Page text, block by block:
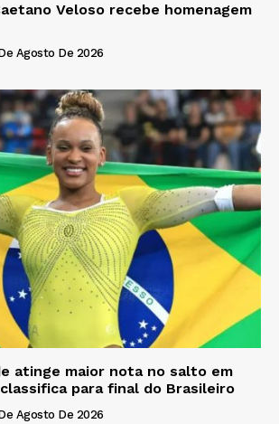
Veloso recebe homenagem
Agosto De 2026
atinge maior nota no salto em
para final do Brasileiro
Agosto De 2026